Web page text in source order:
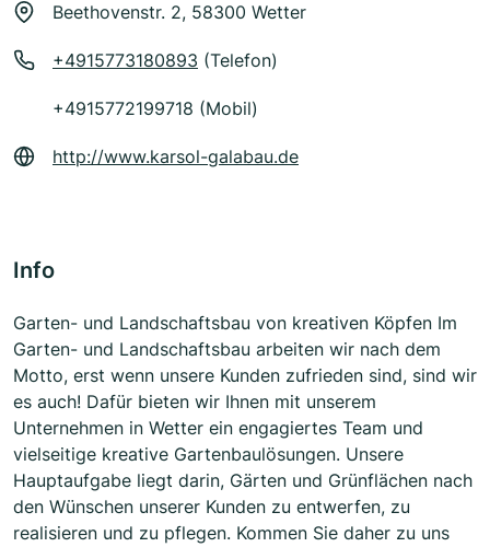
Beethovenstr. 2, 58300 Wetter
+4915773180893 (Telefon)
+4915772199718 (Mobil)
http://www.karsol-galabau.de
Info
Garten- und Landschaftsbau von kreativen Köpfen Im
Garten- und Landschaftsbau arbeiten wir nach dem
Motto, erst wenn unsere Kunden zufrieden sind, sind wir
es auch! Dafür bieten wir Ihnen mit unserem
Unternehmen in Wetter ein engagiertes Team und
vielseitige kreative Gartenbaulösungen. Unsere
Hauptaufgabe liegt darin, Gärten und Grünflächen nach
den Wünschen unserer Kunden zu entwerfen, zu
realisieren und zu pflegen. Kommen Sie daher zu uns